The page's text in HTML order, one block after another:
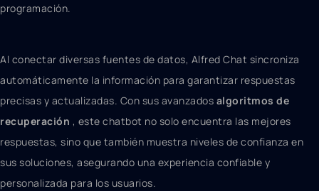
programación.
Al conectar diversas fuentes de datos, Alfred Chat sincroniza
automáticamente la información para garantizar respuestas
precisas y actualizadas. Con sus avanzados algoritmos de
recuperación , este chatbot no solo encuentra las mejores
respuestas, sino que también muestra niveles de confianza en
sus soluciones, asegurando una experiencia confiable y
personalizada para los usuarios.